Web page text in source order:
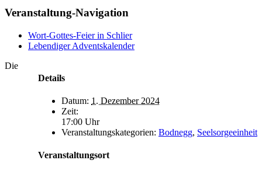
Veranstaltung-Navigation
Wort-Gottes-Feier in Schlier
Lebendiger Adventskalender
Details
Datum: 1. Dezember 2024
Zeit:
17:00 Uhr
Veranstaltungskategorien: Bodnegg, Seelsorgeeinheit
Veranstaltungsort
Die